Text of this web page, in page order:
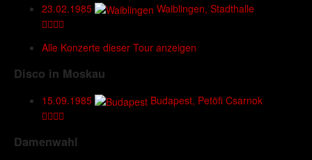
23.02.1985 Waiblingen, Stadthalle
Alle Konzerte dieser Tour anzeigen
Disco in Moskau
15.09.1985 Budapest, Petöfi Csarnok
Damenwahl